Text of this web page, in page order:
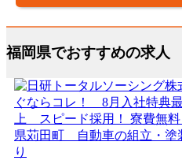
福岡県でおすすめの求人